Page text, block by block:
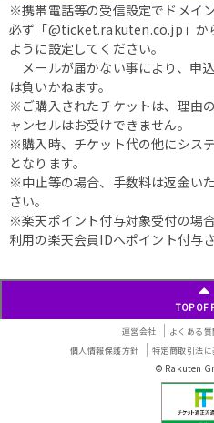
※携帯電話等の受信設定でドメイ
必ず「@ticket.rakuten.co.jp」か
ように設定してください。
メールが届かない事により、申
は負いかねます。
※ご購入されたチケットは、理由
ャンセルはお受けできません。
※購入時、チケット代の他にシス
となります。
※中止等の場合、手数料は返金い
さい。
※楽天ポイント付与対象受付の場
利用の楽天会員IDへポイント付与さ
TOP OF
運営会社 よくある質
個人情報保護方針
特定商取引法
© Rakuten